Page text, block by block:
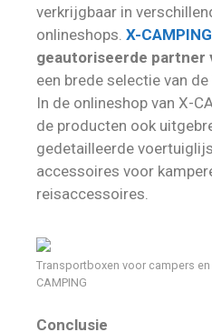
verkrijgbaar in
onlineshops. X-CAMPING
geautoriseerde partner
een brede selectie van
In de onlineshop van X-
de producten ook
gedetailleerde
accessoires voor
reisaccessoires.
Transportboxen voor campers en
CAMPING
Conclusie